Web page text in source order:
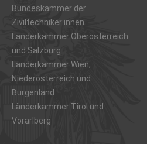
Bundeskammer der
Ziviltechniker:innen
Länderkammer Oberösterreich
und Salzburg
Länderkammer Wien,
Niederösterreich und
Burgenland
Länderkammer Tirol und
Vorarlberg